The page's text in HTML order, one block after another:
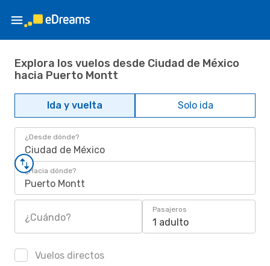
Explora los vuelos desde Ciudad de México
hacia Puerto Montt
Ida y vuelta Solo ida
¿Desde dónde?
Ciudad de México
¿Hacia dónde?
Puerto Montt
¿Cuándo?
Pasajeros
1 adulto
Vuelos directos